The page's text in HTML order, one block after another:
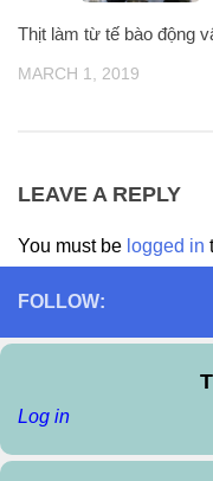
Thịt làm từ tế bào động
MARCH 1, 2019
LEAVE A REPLY
You must be logged in
FOLLOW:
Log in